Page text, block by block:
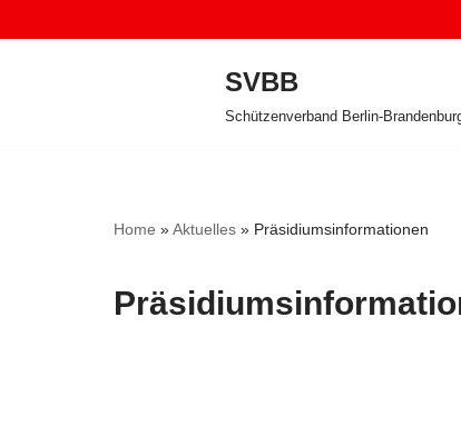
SVBB
Schützenverband Berlin-
Home »Aktuelles » Präsidiumsinformationen